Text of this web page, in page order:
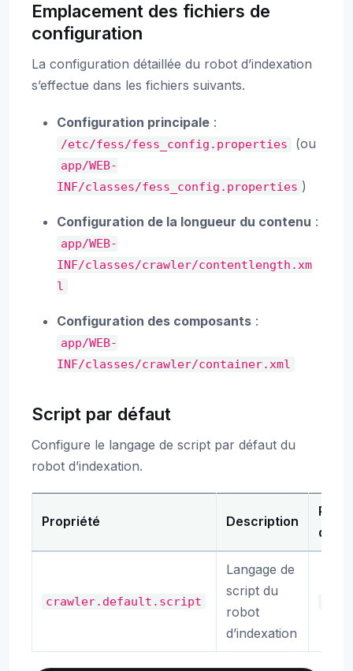
Emplacement des fichiers de
configuration
La configuration détaillée du robot d’indexation
s’effectue dans les fichiers suivants.
Configuration principale :
/etc/fess/fess_config.properties (ou
app/WEB-
INF/classes/fess_config.properties )
Configuration de la longueur du contenu :
app/WEB-
INF/classes/crawler/contentlength.xm
l
Configuration des composants :
app/WEB-
INF/classes/crawler/container.xml
Script par défaut
Configure le langage de script par défaut du
robot d’indexation.
Propriété Description
Par
crawler.default.script
Langage de
script du
robot
d’indexation